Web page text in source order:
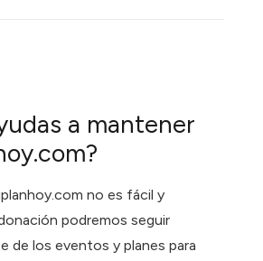
a mantener
no es fácil y
podremos seguir
de los eventos y planes para